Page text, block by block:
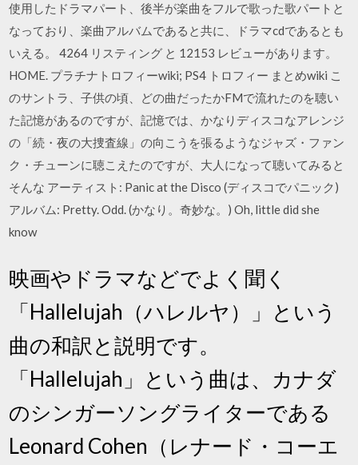
使用したドラマパート、後半が楽曲をフルで歌った歌パートと
なっており、楽曲アルバムであると共に、ドラマcdであるとも
いえる。 4264 リスティング と 12153 レビューがあります。
HOME. プラチナトロフィーwiki; PS4 トロフィー まとめwiki こ
のサントラ、子供の頃、どの曲だったかFMで流れたのを聴い
た記憶があるのですが、記憶では、かなりディスコなアレンジ
の「続・夜の大捜査線」の向こうを張るようなジャズ・ファン
ク・チューンに聴こえたのですが、大人になって聴いてみると
そんな アーティスト: Panic at the Disco (ディスコでパニック)
アルバム: Pretty. Odd. (かなり。奇妙な。) Oh, little did she
know
映画やドラマなどでよく聞く
「Hallelujah（ハレルヤ）」という
曲の和訳と説明です。
「Hallelujah」という曲は、カナダ
のシンガーソングライターである
Leonard Cohen（レナード・コーエ